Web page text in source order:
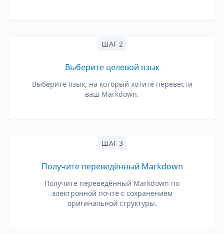
ШАГ 2
Выберите целевой язык
Выберите язык, на который хотите перевести
ваш Markdown.
ШАГ 3
Получите переведённый Markdown
Получите переведённый Markdown по
электронной почте с сохранением
оригинальной структуры.